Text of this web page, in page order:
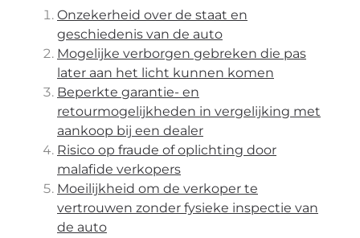
Onzekerheid over de staat en
geschiedenis van de auto
Mogelijke verborgen gebreken die pas
later aan het licht kunnen komen
Beperkte garantie- en
retourmogelijkheden in vergelijking met
aankoop bij een dealer
Risico op fraude of oplichting door
malafide verkopers
Moeilijkheid om de verkoper te
vertrouwen zonder fysieke inspectie van
de auto